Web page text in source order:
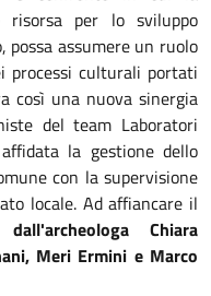
risorsa per lo sviluppo
assumere un ruolo
processi culturali portati
così una nuova sinergia
del team Laboratori
la gestione dello
con la supervisione
locale. Ad affiancare il
dall'archeologa Chiara
Meri Ermini e Marco